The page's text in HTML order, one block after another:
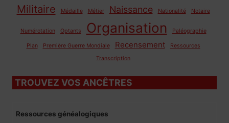
Militaire Médaille Métier Naissance Nationalité Notaire
Numérotation Optants Organisation Paléographie
Plan Première Guerre Mondiale Recensement
Ressources
Transcription
TROUVEZ VOS ANCÊTRES
Ressources généalogiques